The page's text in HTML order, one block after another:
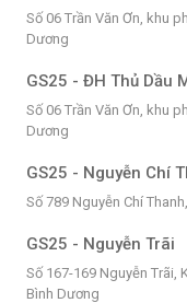
Số 06 Trần Văn Ơn, khu
Dương
GS25 - ĐH Thủ Dầu
Số 06 Trần Văn Ơn, khu
Dương
GS25 - Nguyễn Chí
Số 789 Nguyễn Chí
GS25 - Nguyễn Trãi
Số 167-169 Nguyễn Trãi,
Bình Dương